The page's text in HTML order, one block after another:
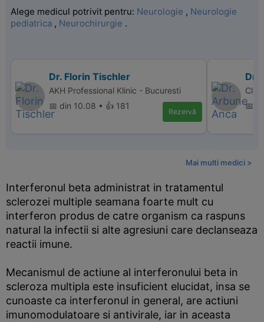
Alege medicul potrivit pentru: Neurologie , Neurologie
pediatrica , Neurochirurgie .
Dr. Florin Tischler
AKH Professional Klinic - Bucuresti
📅 din 10.08 • 👍 181
Rezervă
Dr.
📅
Mai multi medici >
Interferonul beta administrat in tratamentul
sclerozei multiple seamana foarte mult cu
interferon produs de catre organism ca raspuns
natural la infectii si alte agresiuni care declanseaza
reactii imune.
Mecanismul de actiune al interferonului beta in
scleroza multipla este insuficient elucidat, insa se
cunoaste ca interferonul in general, are actiuni
imunomodulatoare si antivirale, iar in aceasta